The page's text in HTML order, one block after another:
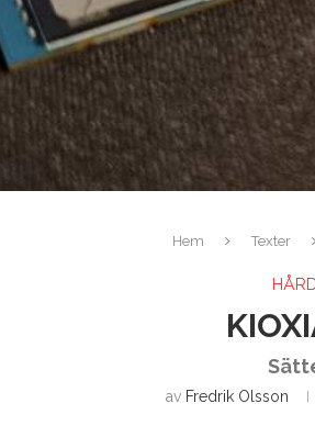
Hem Texter
av Fredrik Olsson